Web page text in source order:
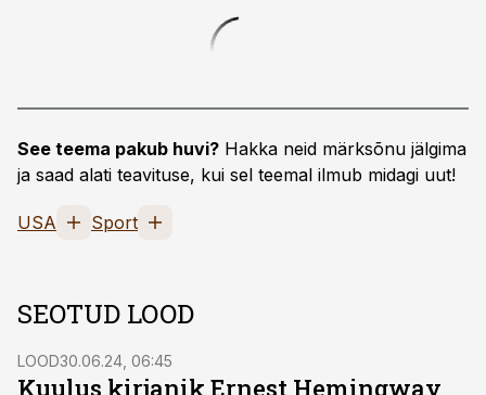
See teema pakub huvi? Hakka neid märksõnu jälgima
ja saad alati teavituse, kui sel teemal ilmub midagi uut!
USA Sport
SEOTUD LOOD
LOOD30.06.24, 06:45
Kuulus kirjanik Ernest Hemingway